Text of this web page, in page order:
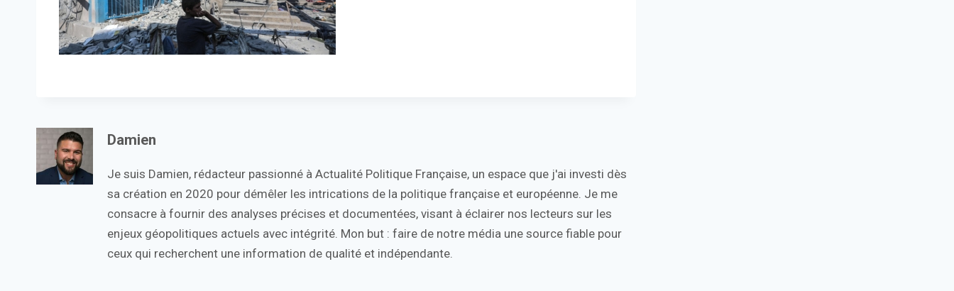
Damien
Je suis Damien, rédacteur passionné à Actualité Politique Française, un espace que j'ai investi dès
sa création en 2020 pour démêler les intrications de la politique française et européenne. Je me
consacre à fournir des analyses précises et documentées, visant à éclairer nos lecteurs sur les
enjeux géopolitiques actuels avec intégrité. Mon but : faire de notre média une source fiable pour
ceux qui recherchent une information de qualité et indépendante.